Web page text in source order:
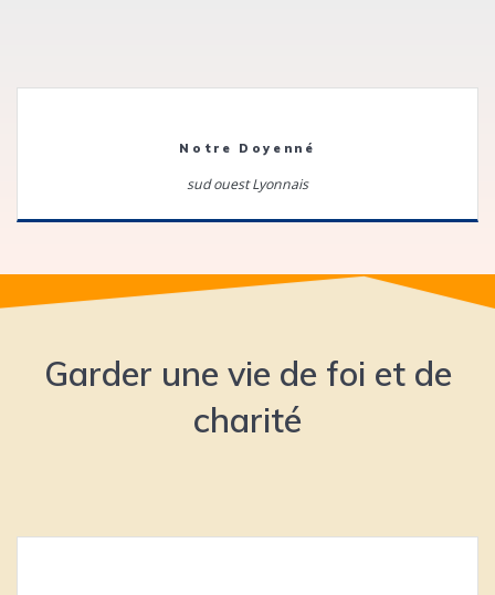
Notre Doyenné
sud ouest Lyonnais
Garder une vie de foi et de
charité